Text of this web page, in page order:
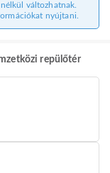
változhatnak.
nyújtani.
repülőtér